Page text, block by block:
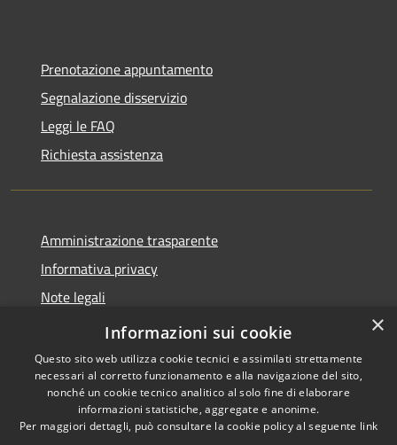
Prenotazione appuntamento
Segnalazione disservizio
Leggi le FAQ
Richiesta assistenza
Amministrazione trasparente
Informativa privacy
Note legali
Dichiarazione di accessibilità
Accessibilità
Copyright © 2026 • Città di
Erice • Powered by
×
Informazioni sui cookie
Questo sito web utilizza cookie tecnici e assimilati strettamente
necessari al corretto funzionamento e alla navigazione del sito,
nonché un cookie tecnico analitico al solo fine di elaborare
informazioni statistiche, aggregate e anonime.
Per maggiori dettagli, può consultare la cookie policy al seguente link